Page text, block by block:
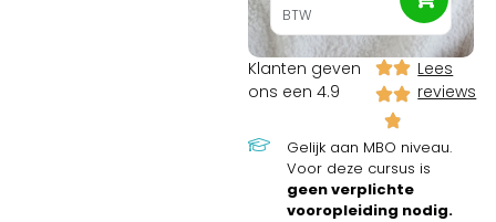
BTW
Klanten geven
ons een 4.9
Lees
reviews
Gelijk aan MBO niveau.
Voor deze cursus is
geen verplichte
vooropleiding nodig.